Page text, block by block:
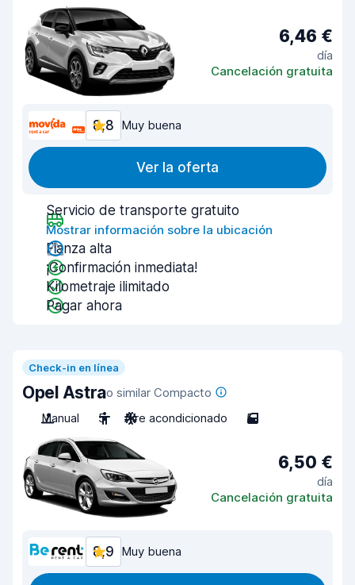
6,46 €
día
Cancelación gratuita
8,8 Muy buena
Ver la oferta
Servicio de transporte gratuito
Mostrar información sobre la ubicación
Fianza alta
¡Confirmación inmediata!
Kilometraje ilimitado
Pagar ahora
Check-in en línea
Opel Astrao similar Compacto
Manual
5 Aire acondicionado 5
6,50 €
día
Cancelación gratuita
8,9 Muy buena